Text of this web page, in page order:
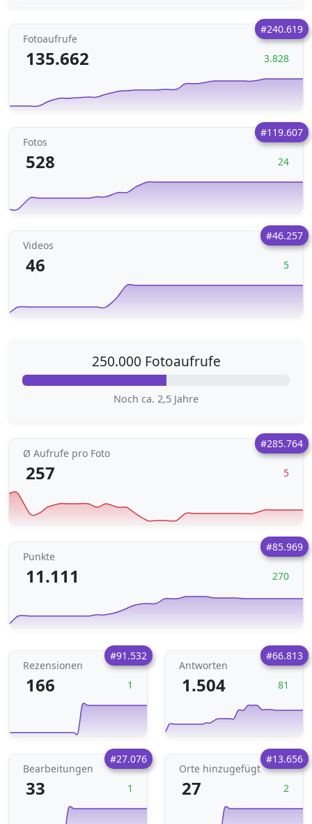
#240.619
Fotoaufrufe
135.662 3.828
#119.607
Fotos
528 24
#46.257
Videos
46 5
250.000 Fotoaufrufe
Noch ca. 2,5 Jahre
#285.764
Ø Aufrufe pro Foto
257 5
#85.969
Punkte
11.111 270
#91.532
Rezensionen
166 1
#66.813
Antworten
1.504 81
#27.076
Bearbeitungen
33 1
#13.656
Orte hinzugefügt
27 2